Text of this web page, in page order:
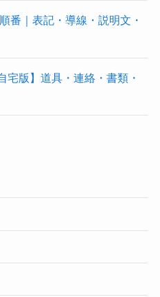
番｜表記・導線・説明文・
宅版】道具・連絡・書類・